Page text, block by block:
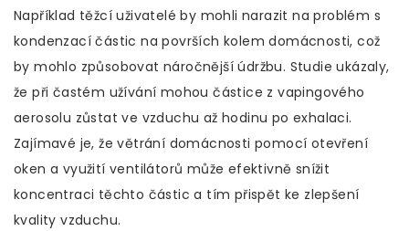
Například těžcí uživatelé by mohli narazit na problém s
kondenzací částic na površích kolem domácnosti, což
by mohlo způsobovat náročnější údržbu. Studie ukázaly,
že při častém užívání mohou částice z vapingového
aerosolu zůstat ve vzduchu až hodinu po exhalaci.
Zajímavé je, že větrání domácnosti pomocí otevření
oken a využití ventilátorů může efektivně snížit
koncentraci těchto částic a tím přispět ke zlepšení
kvality vzduchu.